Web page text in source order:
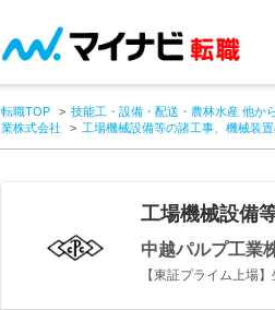
転職TOP
技能工・設備・配送・農林水産 他か
業株式会社
工場機械設備等の諸工事、機械装
工場機械設備
中越パルプ工業
【東証プライム上場